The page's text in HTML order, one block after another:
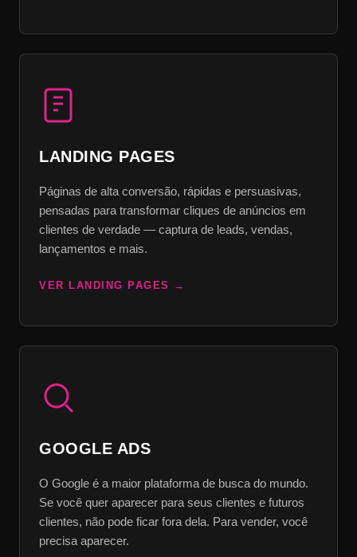
LANDING PAGES
Páginas de alta conversão, rápidas e persuasivas,
pensadas para transformar cliques de anúncios em
clientes de verdade — captura de leads, vendas,
lançamentos e mais.
VER LANDING PAGES
GOOGLE ADS
O Google é a maior plataforma de busca do mundo.
Se você quer aparecer para seus clientes e futuros
clientes, não pode ficar fora dela. Para vender, você
precisa aparecer.